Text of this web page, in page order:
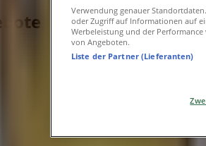
von Royal Donuts
Verwendung genauer
oder Zugriff auf Informationen auf
Werbeleistung und der
von Angeboten.
Liste der Partner (Lieferanten)